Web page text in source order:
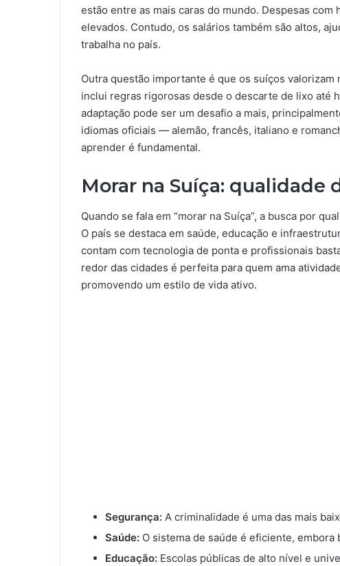
estão entre as mais caras do mundo. Despesas
elevados. Contudo, os salários também são altos,
trabalha no país.
Outra questão importante é que os suíços
inclui regras rigorosas desde o descarte de lixo até
adaptação pode ser um desafio a mais,
idiomas oficiais — alemão, francês, italiano e
aprender é fundamental.
Morar na Suíça: qualidade
Quando se fala em “morar na Suíça”, a busca por
O país se destaca em saúde, educação e
contam com tecnologia de ponta e profissionais
redor das cidades é perfeita para quem ama
promovendo um estilo de vida ativo.
Segurança: A criminalidade é uma das mais
Saúde: O sistema de saúde é eficiente,
Educação: Escolas públicas de alto nível e